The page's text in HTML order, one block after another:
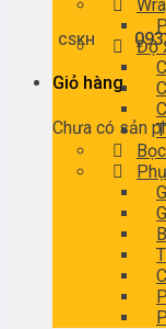
CSKH
Giỏ hàng
Chưa có sản
Độ